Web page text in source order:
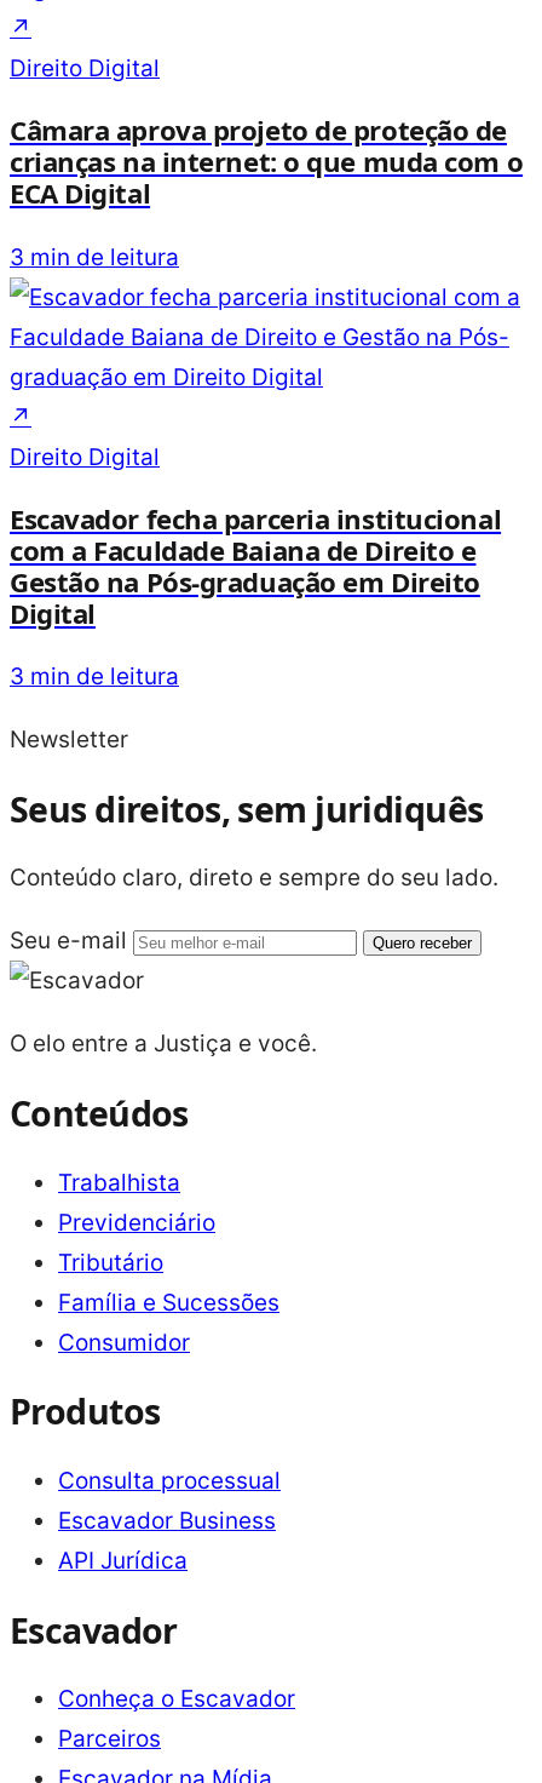
↗
Direito Digital
Câmara aprova projeto de proteção de
crianças na internet: o que muda com o
ECA Digital
3 min de leitura
↗
Direito Digital
Escavador fecha parceria institucional
com a Faculdade Baiana de Direito e
Gestão na Pós-graduação em Direito
Digital
3 min de leitura
Newsletter
Seus direitos, sem juridiquês
Conteúdo claro, direto e sempre do seu lado.
Seu e-mail Quero receber
O elo entre a Justiça e você.
Conteúdos
Trabalhista
Previdenciário
Tributário
Família e Sucessões
Consumidor
Produtos
Consulta processual
Escavador Business
API Jurídica
Escavador
Conheça o Escavador
Parceiros